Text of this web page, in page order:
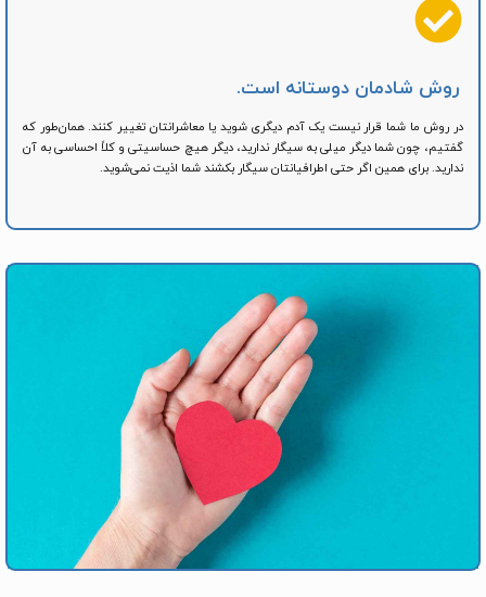
روش شادمان دوستانه است.
در روش ما شما قرار نیست یک آدم دیگری شوید یا معاشرانتان تغییر کنند. همان‌طور که
گفتیم، چون شما دیگر میلی به سیگار ندارید، دیگر هیچ حساسیتی و کلاً احساسی به آن
ندارید. برای همین اگر حتی اطرافیانتان سیگار بکشند شما اذیت نمی‌شوید.